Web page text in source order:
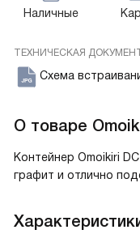
Наличные
ТЕХНИЧЕСКАЯ
Схема
О товаре
Контейнер Omoikiri
графит и отлично